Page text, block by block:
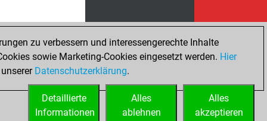
zu verbessern und interessengerechte Inhalte
sowie Marketing-Cookies eingesetzt werden. Hier
Datenschutzerklärung.
Alles
akzeptieren
Alles
ablehnen
Detaillierte
Informationen